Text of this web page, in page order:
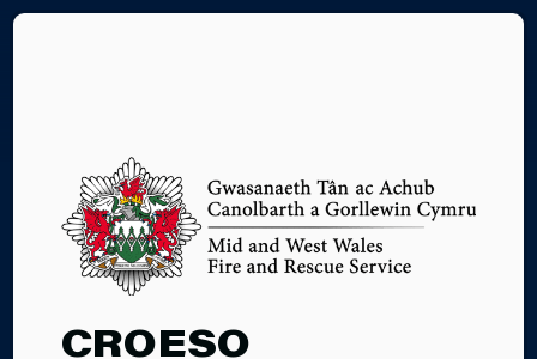
CROESO
DIOGELWCH